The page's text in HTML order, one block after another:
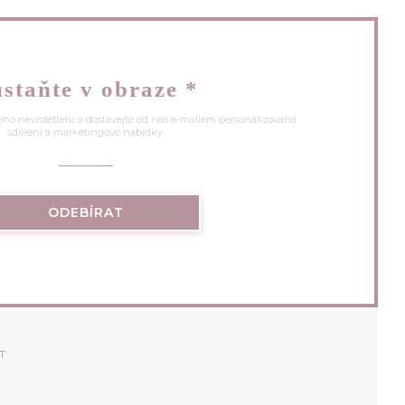
v obraze *
newsletteru a dostávejte od nás e-mailem personalizovaná
sdělení a marketingové nabídky.
ODEBÍRAT
SE V NOVÉM OKNĚ))